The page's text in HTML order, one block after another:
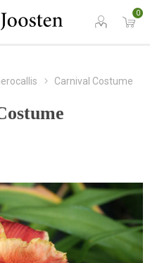
0
Carnival Costume